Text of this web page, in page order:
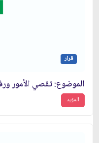
قرار
المزيد